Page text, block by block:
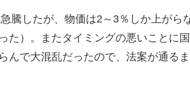
騰したが、物価は2～3％しか上がら
た）。またタイミングの悪いことに
んで大混乱だったので、法案が通る